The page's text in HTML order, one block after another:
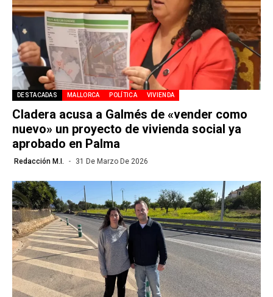
DESTACADAS MALLORCA POLÍTICA VIVIENDA
Cladera acusa a Galmés de «vender como
nuevo» un proyecto de vivienda social ya
aprobado en Palma
Redacción M.I. 31 De Marzo De 2026